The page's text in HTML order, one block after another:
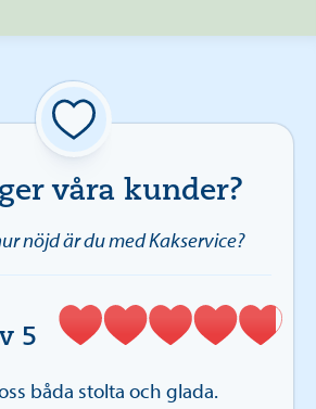
våra kunder?
nöjd är du med Kakservice?
5
båda stolta och glada.